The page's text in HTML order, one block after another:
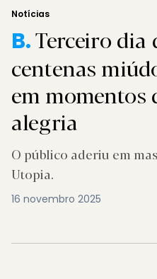
Notícias
B.Terceiro
centenas
em momentos
alegria
O público aderiu em
Utopia.
16 novembro 2025